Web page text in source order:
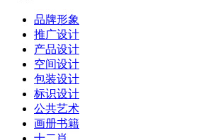
品牌形象
推广设计
产品设计
空间设计
包装设计
标识设计
公共艺术
画册书籍